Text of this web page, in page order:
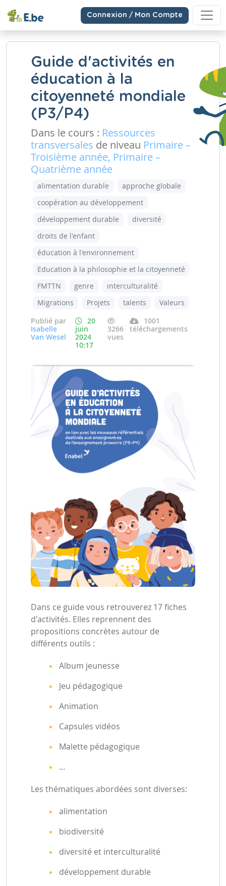
Connexion / Mon Compte
Guide d'activités en
éducation à la
citoyenneté mondiale
(P3/P4)
Dans le cours : Ressources
transversales de niveau Primaire –
Troisième année, Primaire –
Quatrième année
alimentation durable
approche globale
coopération au développement
développement durable
diversité
droits de l'enfant
éducation à l'environnement
Education à la philosophie et la citoyenneté
FMTTN
genre
interculturalité
Migrations
Projets talents
Valeurs
Publié par
Isabelle
Van Wesel
20
juin
2024
10:17
3266
vues
1001
téléchargements
Dans ce guide vous retrouverez 17 fiches
d'activités. Elles reprennent des
propositions concrètes autour de
différents outils :
Album jeunesse
Jeu pédagogique
Animation
Capsules vidéos
Malette pédagogique
…
Les thématiques abordées sont diverses:
alimentation
biodiversité
diversité et interculturalité
développement durable